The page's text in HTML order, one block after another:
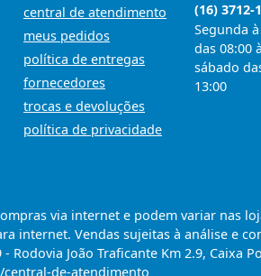
central de atendimento
meus pedidos
política de entregas
fornecedores
trocas e devoluções
política de privacidade
(16) 3712-
Segunda
das 08:00
sábado
13:00
via internet e podem variar nas
internet. Vendas sujeitas à análise e
- Rodovia João Traficante Km 2.9, Caixa
central-de-atendimento